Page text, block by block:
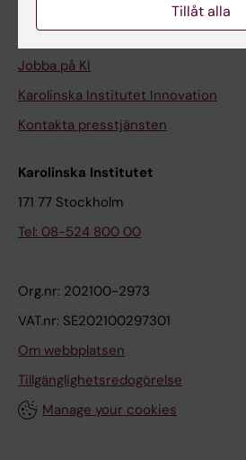
Stöd forskning och utbildning
Jobba på KI
Karolinska Institutet Innovation
Kontakta presstjänsten
Karolinska Institutet
171 77 Stockholm
Tel: 08-524 800 00
Org.nr: 202100-2973
VAT.nr: SE202100297301
Om webbplatsen
Tillgänglighetsredogörelse
Manage your cookies
Tillåt alla